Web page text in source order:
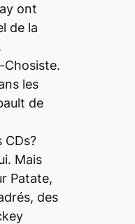
ont
de la
Chosiste.
les
de
CDs?
Mais
Patate,
des